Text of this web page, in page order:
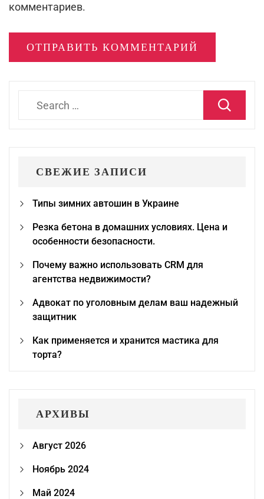
комментариев.
СВЕЖИЕ ЗАПИСИ
Типы зимних автошин в Украине
Резка бетона в домашних условиях. Цена и
особенности безопасности.
Почему важно использовать CRM для
агентства недвижимости?
Адвокат по уголовным делам ваш надежный
защитник
Как применяется и хранится мастика для
торта?
АРХИВЫ
Август 2026
Ноябрь 2024
Май 2024